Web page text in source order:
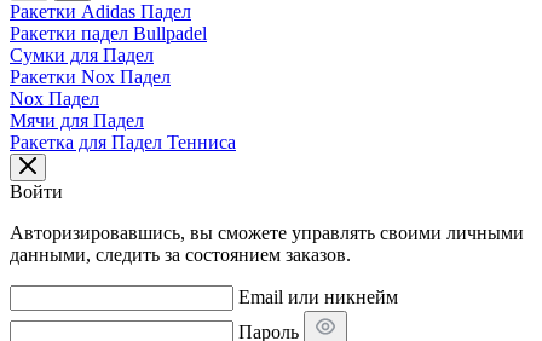
Ракетки Adidas Падел
Ракетки падел Bullpadel
Сумки для Падел
Ракетки Nox Падел
Nox Падел
Мячи для Падел
Ракетка для Падел Тенниса
Войти
Авторизировавшись, вы сможете управлять своими личными
данными, следить за состоянием заказов.
Email или никнейм
Пароль